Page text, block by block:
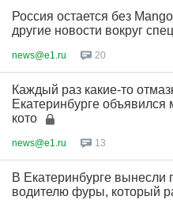
Россия остается без
другие новости вокруг
news@e1.ru 20
Каждый раз какие-то
Екатеринбурге объявился
кото
news@e1.ru 13
В Екатеринбурге вынесли
водителю фуры, который